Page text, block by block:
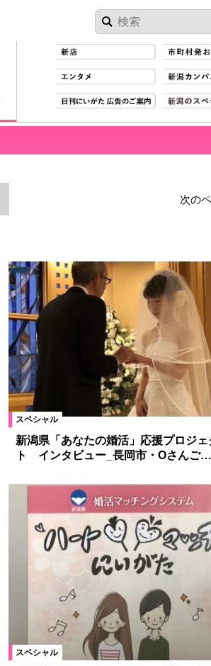
次の
スペシャル
新潟県「あなたの婚活」応援プロジェ
ト インタビュー_長岡市・Oさんご…
スペシャル